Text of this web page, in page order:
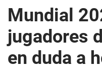
Mundial
jugadores
en duda a